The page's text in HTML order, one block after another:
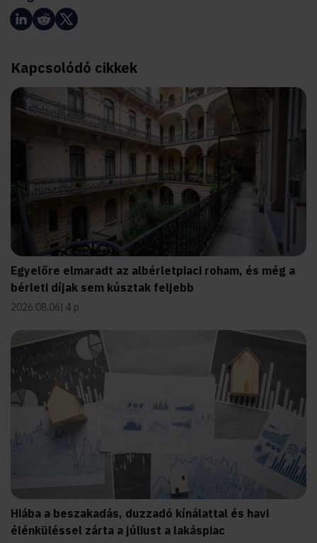
Kapcsolódó cikkek
Egyelőre elmaradt az albérletpiaci roham, és még a
bérleti díjak sem kúsztak feljebb
2026.08.06 4 p
Hiába a beszakadás, duzzadó kínálattal és havi
élénküléssel zárta a júliust a lakáspiac